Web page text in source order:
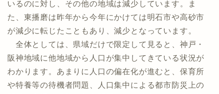
いるのに対し、その他の地域は減少しています。ま
た、東播磨は昨年から今年にかけては明石市や高砂市
が減少に転じたこともあり、減少となっています。
全体としては、県域だけで限定して見ると、神戸・
阪神地域に他地域から人口が集中してきている状況が
わかります。あまりに人口の偏在化が進むと、保育所
や特養等の待機者問題、人口集中による都市防災上の